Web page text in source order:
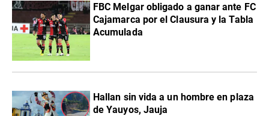
FBC Melgar obligado a ganar ante FC
Cajamarca por el Clausura y la Tabla
Acumulada
Hallan sin vida a un hombre en plaza
de Yauyos, Jauja